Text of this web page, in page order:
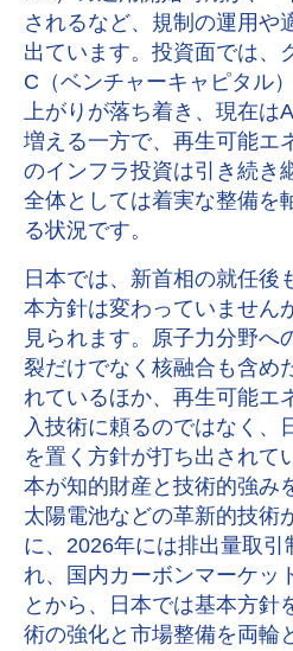
されるなど、規制の運用や
出ています。投資面では、
C （ベンチャーキャピタル
上がりが落ち着き、現在は
増える一方で、再生可能エ
のインフラ投資は引き続き
全体としては着実な整備を
る状況です。
日本では、新首相の就任後
本方針は変わっていません
見られます。原子力分野へ
裂だけでなく核融合も含め
れているほか、再生可能エ
入技術に頼るのではなく、
を置く方針が打ち出されて
本が知的財産と技術的強み
太陽電池などの革新的技術
に、 2026年には排出量取引
れ、国内カーボンマーケッ
とから、日本では基本方針
術の強化と市場整備を両輪